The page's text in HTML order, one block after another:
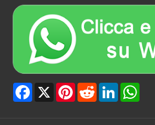
Facebook
X PinterestRedditLinkedIn